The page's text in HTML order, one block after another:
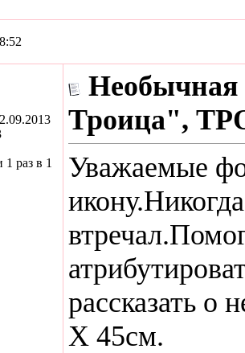
раз в 1
Необычная
Троица",
Уважаемые
рассказать о
Х 45см.